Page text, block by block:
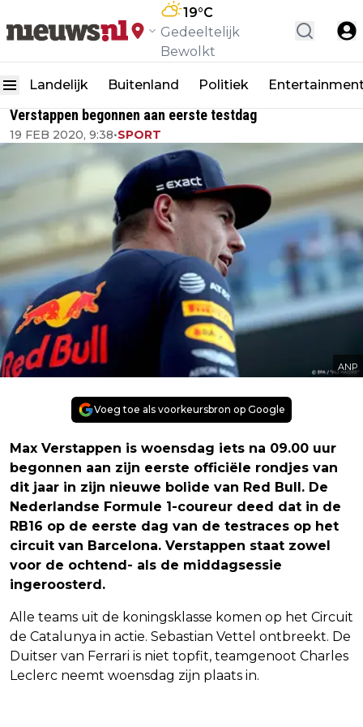
19°C
Gedeeltelijk
Bewolkt
Landelijk Buitenland Politiek
Verstappen begonnen aan eerste testdag
19 FEB 2020, 9:38•SPORT
ANP
Voeg toe als voorkeursbron op Google
Max Verstappen is woensdag iets na 09.00 uur
begonnen aan zijn eerste officiële rondjes van
dit jaar in zijn nieuwe bolide van Red Bull. De
Nederlandse Formule 1-coureur deed dat in de
RB16 op de eerste dag van de testraces op het
circuit van Barcelona. Verstappen staat zowel
voor de ochtend- als de middagsessie
ingeroosterd.
Alle teams uit de koningsklasse komen op het Circuit
de Catalunya in actie. Sebastian Vettel ontbreekt. De
Duitser van Ferrari is niet topfit, teamgenoot Charles
Leclerc neemt woensdag zijn plaats in.